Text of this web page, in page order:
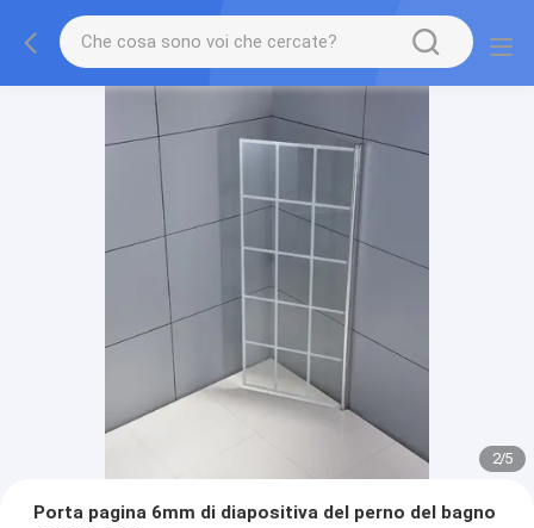
2/5
Porta pagina 6mm di diapositiva del perno del bagno